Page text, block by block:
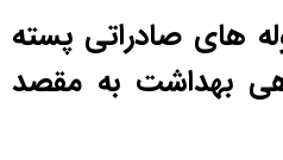
های صادراتی پسته
بهداشت به مقصد